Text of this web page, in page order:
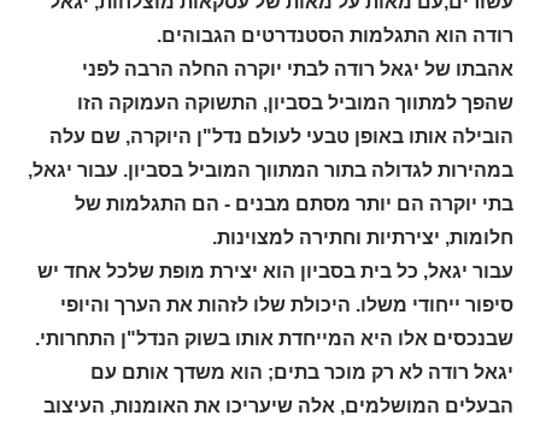
רודה הוא התגלמות הסטנדרטים הגבוהים.
אהבתו של יגאל רודה לבתי יוקרה החלה הרבה לפני
שהפך למתווך המוביל בסביון, התשוקה העמוקה הזו
הובילה אותו באופן טבעי לעולם נדל"ן היוקרה, שם עלה
במהירות לגדולה בתור המתווך המוביל בסביון. עבור יגאל,
בתי יוקרה הם יותר מסתם מבנים - הם התגלמות של
חלומות, יצירתיות וחתירה למצוינות.
עבור יגאל, כל בית בסביון הוא יצירת מופת שלכל אחד יש
סיפור ייחודי משלו. היכולת שלו לזהות את הערך והיופי
שבנכסים אלו היא המייחדת אותו בשוק הנדל"ן התחרותי.
יגאל רודה לא רק מוכר בתים; הוא משדך אותם עם
הבעלים המושלמים, אלה שיעריכו את האומנות, העיצוב